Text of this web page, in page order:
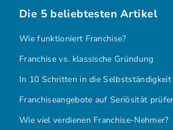
Die 5 beliebtesten Artikel
Wie funktioniert Franchise?
Franchise vs. klassische Gründung
In 10 Schritten in die Selbstständigkeit
Franchiseangebote auf Seriösität
Wie viel verdienen Franchise-Nehmer?